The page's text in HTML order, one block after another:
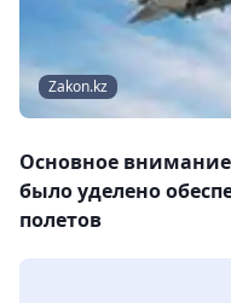
Zakon.kz
Основное
было уделено
полетов